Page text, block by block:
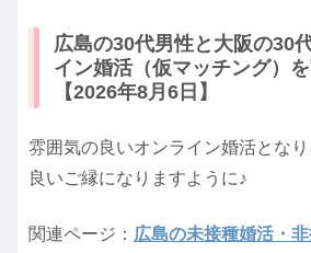
広島の30代男性と大阪の30
イン婚活（仮マッチング）
【2026年8月6日】
雰囲気の良いオンライン婚活となり
良いご縁になりますように♪
関連ページ： 広島の未接種婚活・